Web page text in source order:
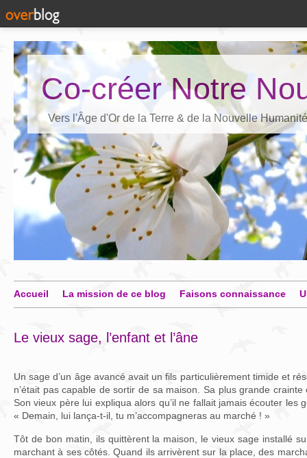
Co-créer Notre
Vers l'Âge d'Or de la Terre & de la Nouvelle Humanité
Accueil La mission de ce blog Faisons connaissance
Le vieux sage, l’enfant et l’âne
Un sage d’un âge avancé avait un fils particulièrement timide et
n’était pas capable de sortir de sa maison. Sa plus grande
Son vieux père lui expliqua alors qu’il ne fallait jamais écouter les
« Demain, lui lança-t-il, tu m’accompagneras au marché ! »
Tôt de bon matin, ils quittèrent la maison, le vieux sage installé
marchant à ses côtés. Quand ils arrivèrent sur la place, des